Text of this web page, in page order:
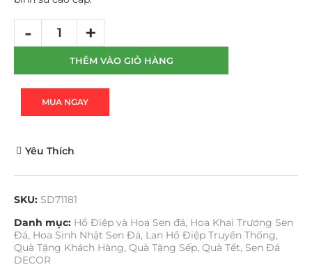
THÊM VÀO GIỎ HÀNG
MUA NGAY
Yêu Thích
SKU: SD71181
Danh mục: Hồ Điệp và Hoa Sen đá, Hoa Khai Trương Sen
Đá, Hoa Sinh Nhật Sen Đá, Lan Hồ Điệp Truyền Thống,
Quà Tặng Khách Hàng, Quà Tặng Sếp, Quà Tết, Sen Đá
DECOR